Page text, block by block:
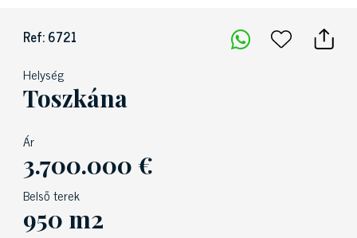
Ref: 6721
Helység
Toszkána
Ár
3.700.000 €
Belső terek
950 m2